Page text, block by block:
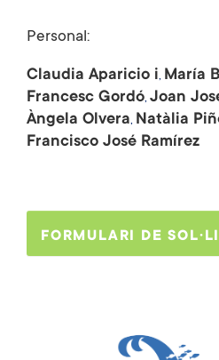
Personal:
Claudia Aparicio i María
Francesc Gordó Joan
Àngela Olvera Natàlia
Francisco José Ramírez
FORMULARI DE